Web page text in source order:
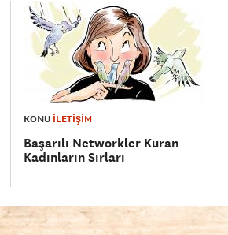
KONU İLETİŞİM
Başarılı Networkler Kuran
Kadınların Sırları